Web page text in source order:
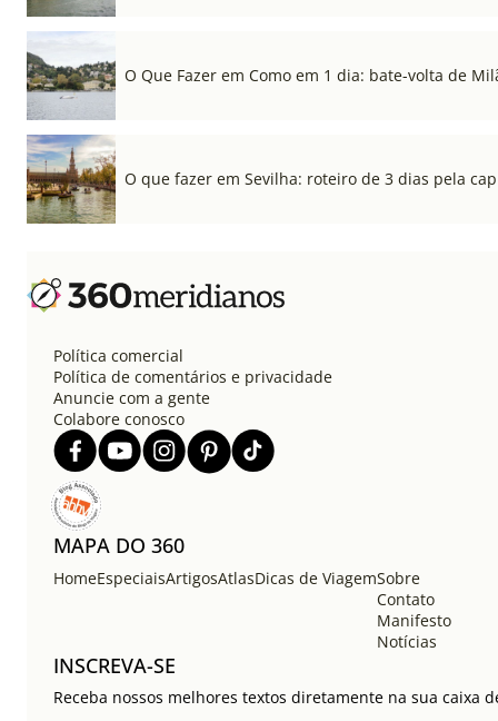
O Que Fazer em Como em 1 dia: bate-volta de
O que fazer em Sevilha: roteiro de 3 dias pela
Política comercial
Política de comentários e privacidade
Anuncie com a gente
Colabore conosco
MAPA DO 360
HomeEspeciaisArtigosAtlasDicas de ViagemSobre
Contato
Manifesto
Notícias
INSCREVA-SE
Receba nossos melhores textos diretamente na sua caixa